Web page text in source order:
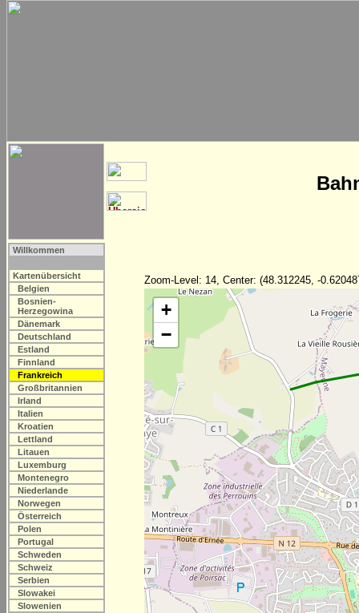
Willkommen
Kartenübersicht
Belgien
Bosnien-
Herzegowina
Dänemark
Deutschland
Estland
Finnland
Frankreich
Großbritannien
Irland
Italien
Kroatien
Lettland
Litauen
Luxemburg
Montenegro
Niederlande
Norwegen
Österreich
Polen
Portugal
Schweden
Schweiz
Serbien
Slowakei
Slowenien
Zoom-Level: 14, Center: (48.312245, -
+
−